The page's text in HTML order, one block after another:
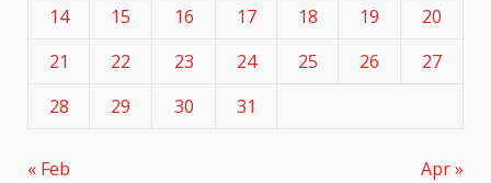
14
15 16 17 18 19
20
21
22 23 24 25 26
27
28
29 30 31
« Feb Apr »